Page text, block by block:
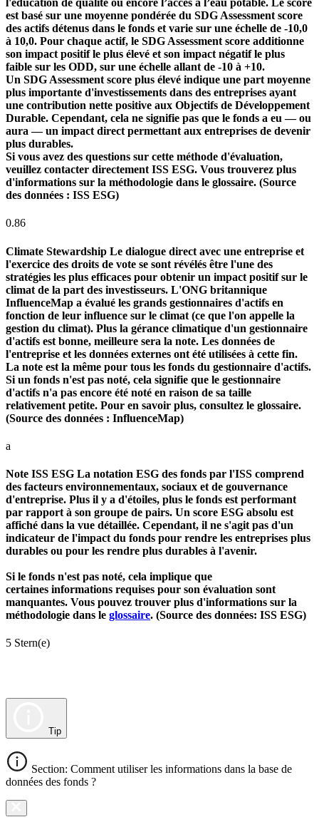
l'éducation de qualité ou encore l’accès à l’eau potable. Le score
est basé sur une moyenne pondérée du SDG Assessment score
des actifs détenus dans le fonds et varie sur une échelle de -10,0
à 10,0. Pour chaque actif, le SDG Assessment score additionne
son impact positif le plus élevé et son impact négatif le plus
faible sur les ODD, sur une échelle allant de -10 à +10.
Un SDG Assessment score plus élevé indique une part moyenne
plus importante d'investissements dans des entreprises ayant
une contribution nette positive aux Objectifs de Développement
Durable. Cependant, cela ne signifie pas que le fonds a eu — ou
aura — un impact direct permettant aux entreprises de devenir
plus durables.
Si vous avez des questions sur cette méthode d'évaluation,
veuillez contacter directement ISS ESG. Vous trouverez plus
d'informations sur la méthodologie dans le glossaire. (Source
des données : ISS ESG)
0.86
Climate Stewardship Le dialogue direct avec une entreprise et
l'exercice des droits de vote se sont révélés être l'une des
stratégies les plus efficaces pour obtenir un impact positif sur le
climat de la part des investisseurs. L'ONG britannique
InfluenceMap a évalué les grands gestionnaires d'actifs en
fonction de leur influence sur le climat (ce que l'on appelle la
gestion du climat). Plus la gérance climatique d'un gestionnaire
d'actifs est bonne, meilleure sera la note. Les données de
l'entreprise et les données externes ont été utilisées à cette fin.
La note est la même pour tous les fonds du gestionnaire d'actifs.
Si un fonds n'est pas noté, cela signifie que le gestionnaire
d'actifs n'a pas encore été noté en raison de sa taille
relativement petite. Pour en savoir plus, consultez le glossaire.
(Source des données : InfluenceMap)
a
Note ISS ESG La notation ESG des fonds par l'ISS comprend
des facteurs environnementaux, sociaux et de gouvernance
d'entreprise. Plus il y a d'étoiles, plus le fonds est performant
par rapport à son groupe de pairs. Un score ESG absolu est
affiché dans la vue détaillée. Cependant, il ne s'agit pas d'un
indicateur de l'impact du fonds pour rendre les entreprises plus
durables ou pour les rendre plus durables à l'avenir.
Si le fonds n'est pas noté, cela implique que
certaines informations requises pour son évaluation sont
manquantes. Vous pouvez trouver plus d'informations sur la
méthodologie dans le glossaire. (Source des données: ISS ESG)
5 Stern(e)
Tip
Section: Comment utiliser les informations dans la base de
données des fonds ?